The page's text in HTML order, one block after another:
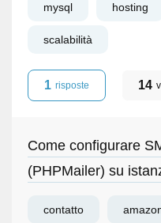
mysql hosting
scalabilità
1 risposte 14
Come configurare
(PHPMailer) su
contatto